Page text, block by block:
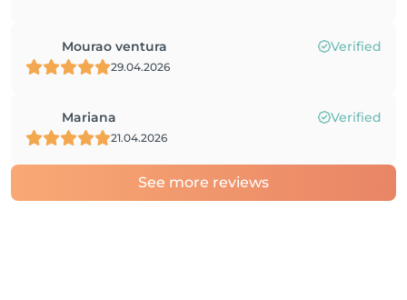
Mourao ventura Verified
29.04.2026
Mariana Verified
21.04.2026
See more reviews